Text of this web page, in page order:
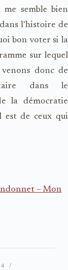
me semble bien
l’histoire de
bon voter si la
sur lequel
donc de
dans le
la démocratie
est de ceux qui
– Mon